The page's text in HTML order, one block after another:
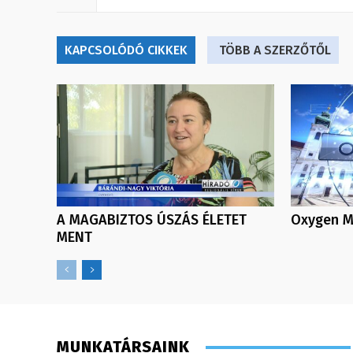
KAPCSOLÓDÓ CIKKEK TÖBB A SZERZŐTŐL
A MAGABIZTOS ÚSZÁS ÉLETET
MENT
Oxygen
MUNKATÁRSAINK